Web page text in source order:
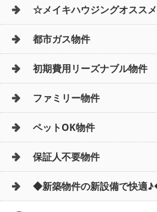
☆メイキハウジングオスス
都市ガス物件
初期費用リーズナブル物件
ファミリー物件
ペットOK物件
保証人不要物件
◆新築物件の新設備で快適